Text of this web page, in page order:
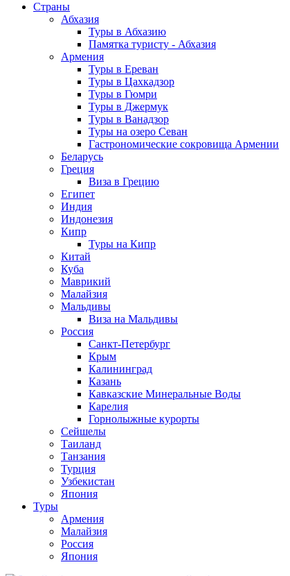
Страны
Абхазия
Туры в Абхазию
Памятка туристу - Абхазия
Армения
Туры в Ереван
Туры в Цахкадзор
Туры в Гюмри
Туры в Джермук
Туры в Ванадзор
Туры на озеро Севан
Гастрономические сокровища Армении
Беларусь
Греция
Виза в Грецию
Египет
Индия
Индонезия
Кипр
Туры на Кипр
Китай
Куба
Маврикий
Малайзия
Мальдивы
Виза на Мальдивы
Россия
Санкт-Петербург
Крым
Калининград
Казань
Кавказские Минеральные Воды
Карелия
Горнолыжные курорты
Сейшелы
Таиланд
Танзания
Турция
Узбекистан
Япония
Туры
Армения
Малайзия
Россия
Япония